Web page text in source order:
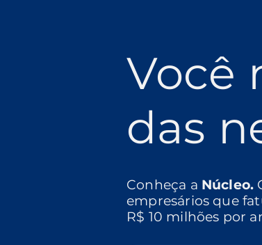
Você
das
Conheça a Núcleo.
empresários que
R$ 10 milhões por